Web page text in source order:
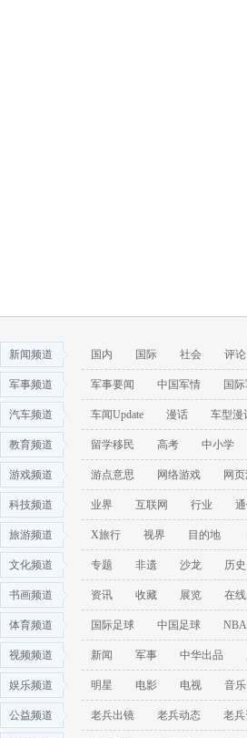
新闻频道 国内 国际 社会 评论
军事频道 军事要闻 中国军情 国
汽车频道 车闻Update 漫话 车型漫
教育频道 留学移民 高考 中小学
游戏频道 游点意思 网络游戏 网
科技频道 业界 互联网 行业
旅游频道 X旅行 视界 目的地
文化频道 专题 非遗 沙龙 历史
书画频道 资讯 收藏 展览 在
体育频道 国际足球 中国足球 NBA
视频频道 新闻 军事 中华出品
娱乐频道 明星 电影 电视 音乐
公益频道 老兵出镜 老兵动态 老